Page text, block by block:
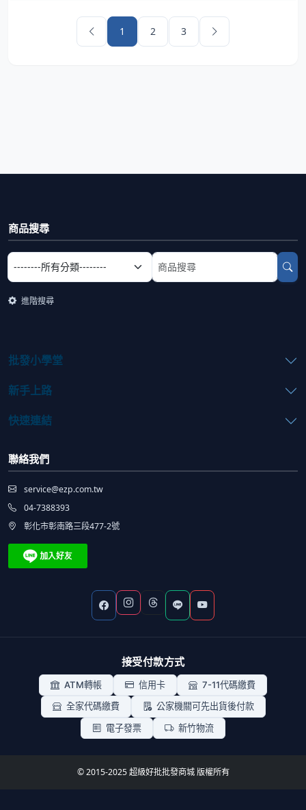
1 2 3
商品搜尋
選擇商品分類
搜尋商品關鍵字
進階搜尋
批發小學堂
新手上路
快速連結
聯絡我們
service@ezp.com.tw
04-7388393
彰化市彰南路三段477-2號
接受付款方式
ATM轉帳 信用卡
7-11代碼繳費
全家代碼繳費
公家機關可先出貨後付款
電子發票
新竹物流
© 2015-2025 超級好批批發商城 版權所有